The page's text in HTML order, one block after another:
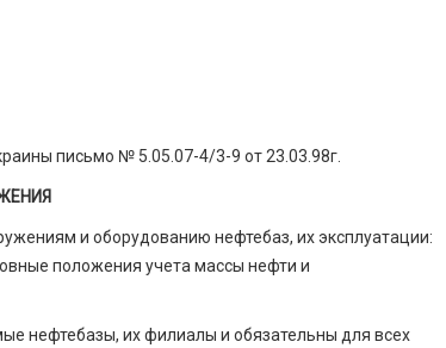
письмо № 5.05.07-4/3-9 от 23.03.98г.
и оборудованию нефтебаз, их эксплуатации:
положения учета массы нефти и
нефтебазы, их филиалы и обязательны для всех